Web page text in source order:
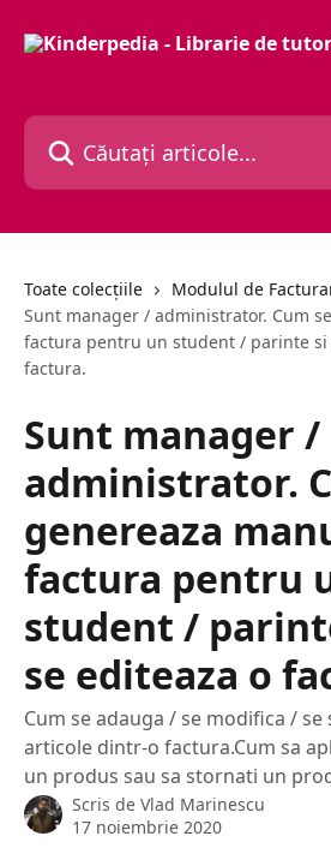
Căutați articole...
Toate colecțiile
Modulul de
Sunt manager / administrator. Cum
factura pentru un student / parinte si
factura.
Sunt manager /
administrator.
genereaza
factura pentru
student /
se editeaza o
Cum se adauga / se modifica /
articole dintr-o factura.Cum sa
un produs sau sa stornati un
Scris de Vlad Marinescu
17 noiembrie 2020